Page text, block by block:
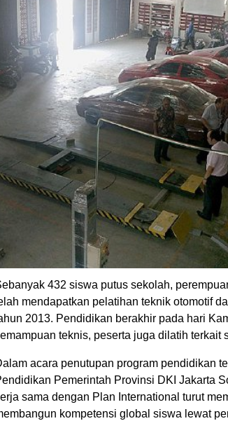
432 siswa putus sekolah,
mendapatkan pelatihan teknik otomotif
2013. Pendidikan berakhir pada hari
teknis, peserta juga dilatih terkait
acara penutupan program pendidikan
Pemerintah Provinsi DKI Jakarta
sama dengan Plan International turut
kompetensi global siswa lewat